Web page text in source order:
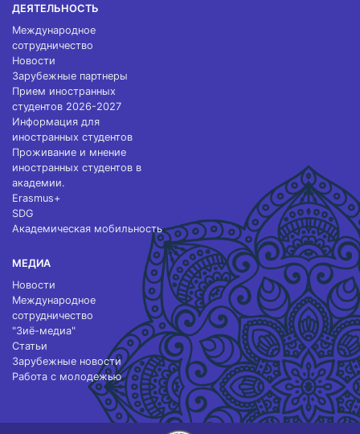
ДЕЯТЕЛЬНОСТЬ
Международное
сотрудничество
Новости
Зарубежные партнеры
Прием иностранных
студентов 2026-2027
Информация для
иностранных студентов
Проживание и мнение
иностранных студентов в
академии.
Erasmus+
SDG
Академическая мобильность
МЕДИА
Новости
Международное
сотрудничество
"Зиё-медиа"
Статьи
Зарубежные новости
Работа с молодежью